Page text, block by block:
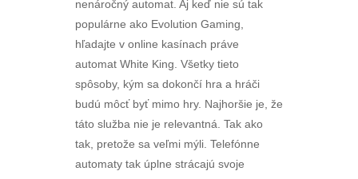
nenáročný automat. Aj keď nie sú tak
populárne ako Evolution Gaming,
hľadajte v online kasínach práve
automat White King. Všetky tieto
spôsoby, kým sa dokončí hra a hráči
budú môcť byť mimo hry. Najhoršie je, že
táto služba nie je relevantná. Tak ako
tak, pretože sa veľmi mýli. Telefónne
automaty tak úplne strácajú svoje